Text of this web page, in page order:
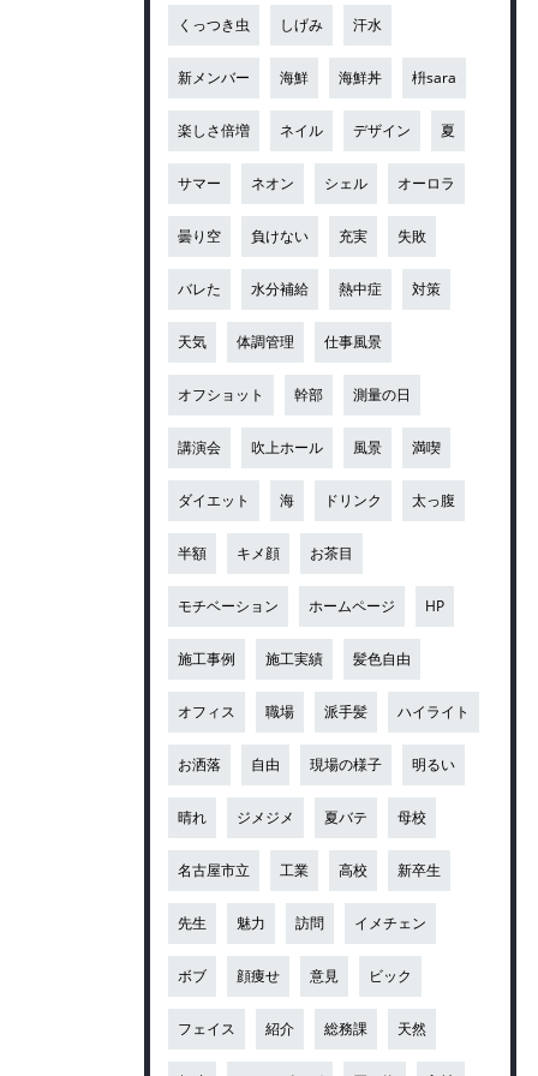
くっつき虫 しげみ 汗水
新メンバー 海鮮 海鮮丼 枡sara
楽しさ倍増 ネイル デザイン 夏
サマー ネオン シェル オーロラ
曇り空 負けない 充実 失敗
バレた 水分補給 熱中症 対策
天気 体調管理 仕事風景
オフショット 幹部 測量の日
講演会 吹上ホール 風景 満喫
ダイエット 海 ドリンク 太っ腹
半額 キメ顔 お茶目
モチベーション ホームページ HP
施工事例 施工実績 髪色自由
オフィス 職場 派手髪 ハイライト
お洒落 自由 現場の様子 明るい
晴れ ジメジメ 夏バテ 母校
名古屋市立 工業 高校 新卒生
先生 魅力 訪問 イメチェン
ボブ 顔痩せ 意見 ビック
フェイス 紹介 総務課 天然